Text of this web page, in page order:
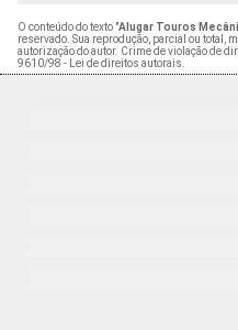
O conteúdo do texto "Alugar Touros
reservado. Sua reprodução, parcial ou total,
autorização do autor. Crime de violação de
9610/98 - Lei de direitos autorais